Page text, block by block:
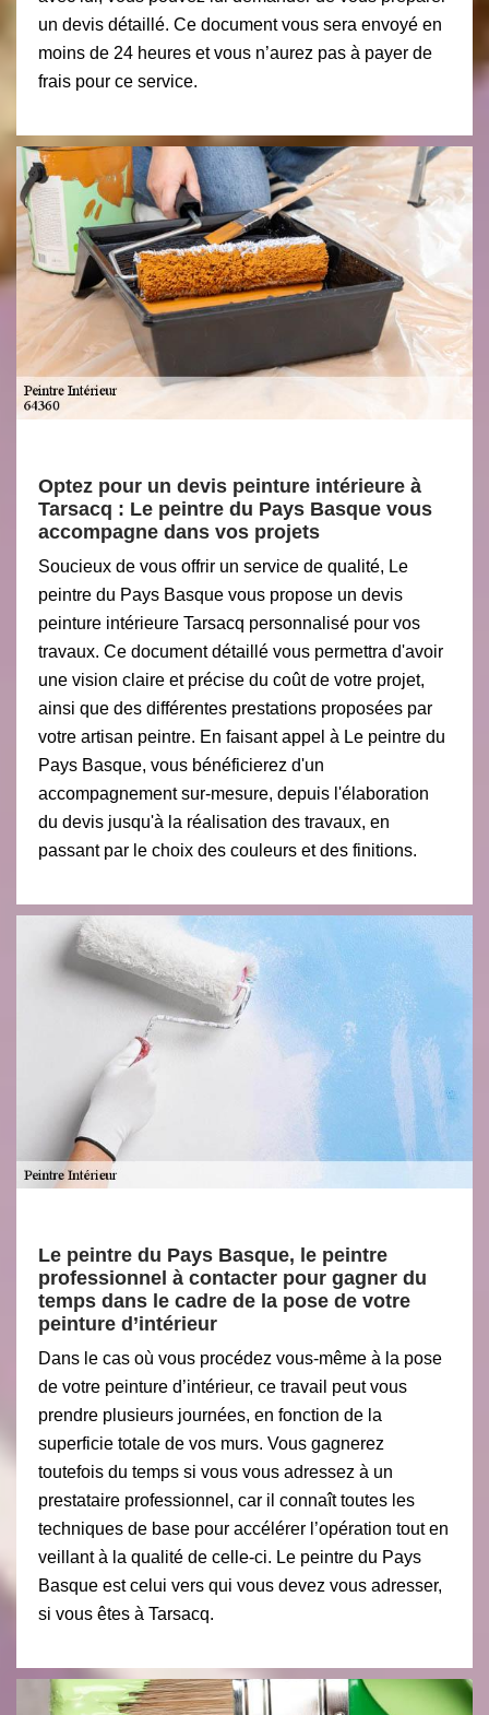
un devis détaillé. Ce document vous sera envoyé en
moins de 24 heures et vous n’aurez pas à payer de
frais pour ce service.
Optez pour un devis peinture intérieure à
Tarsacq : Le peintre du Pays Basque vous
accompagne dans vos projets
Soucieux de vous offrir un service de qualité, Le
peintre du Pays Basque vous propose un devis
peinture intérieure Tarsacq personnalisé pour vos
travaux. Ce document détaillé vous permettra d'avoir
une vision claire et précise du coût de votre projet,
ainsi que des différentes prestations proposées par
votre artisan peintre. En faisant appel à Le peintre du
Pays Basque, vous bénéficierez d'un
accompagnement sur-mesure, depuis l'élaboration
du devis jusqu'à la réalisation des travaux, en
passant par le choix des couleurs et des finitions.
Le peintre du Pays Basque, le peintre
professionnel à contacter pour gagner du
temps dans le cadre de la pose de votre
peinture d’intérieur
Dans le cas où vous procédez vous-même à la pose
de votre peinture d’intérieur, ce travail peut vous
prendre plusieurs journées, en fonction de la
superficie totale de vos murs. Vous gagnerez
toutefois du temps si vous vous adressez à un
prestataire professionnel, car il connaît toutes les
techniques de base pour accélérer l’opération tout en
veillant à la qualité de celle-ci. Le peintre du Pays
Basque est celui vers qui vous devez vous adresser,
si vous êtes à Tarsacq.